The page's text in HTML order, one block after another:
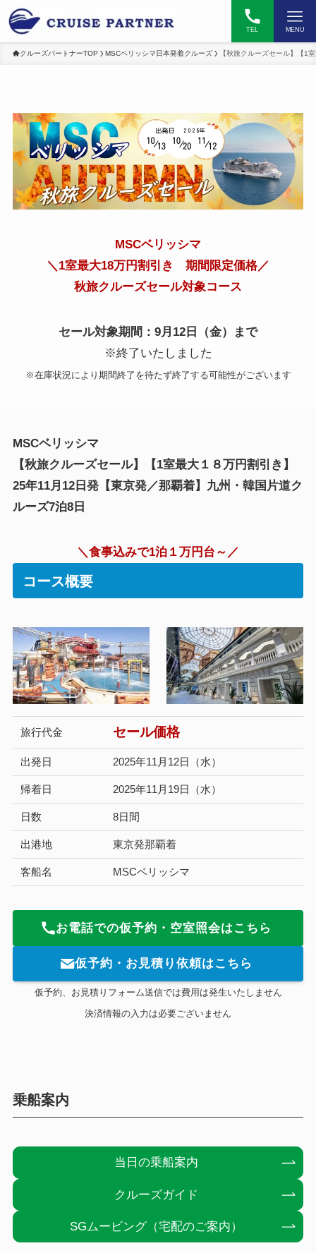
TEL MENU
クルーズパートナーTOP MSCベリッシマ日本発着クルーズ 【秋旅クルーズセール】【1
MSCベリッシマ
＼1室最大18万円割引き 期間限定価格／
秋旅クルーズセール対象コース
セール対象期間：9月12日（金）まで
※終了いたしました
※在庫状況により期間終了を待たず終了する可能性がございます
MSCベリッシマ
【秋旅クルーズセール】【1室最大１８万円割引き】
25年11月12日発【東京発／那覇着】九州・韓国片道ク
ルーズ7泊8日
＼食事込みで1泊１万円台～／
コース概要
旅行代金 セール価格
出発日 2025年11月12日（水）
帰着日 2025年11月19日（水）
日数 8日間
出港地 東京発那覇着
客船名 MSCベリッシマ
お電話での仮予約・空室照会はこちら
仮予約・お見積り依頼はこちら
仮予約、お見積りフォーム送信では費用は発生いたしません
決済情報の入力は必要ございません
乗船案内
当日の乗船案内
クルーズガイド
SGムービング（宅配のご案内）